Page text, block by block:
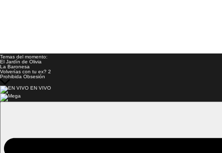
Temas del momento:
El Jardín de Olivia
La Baronesa
Volverías con tu ex? 2
Prohibida Obsesión
EN VIVO